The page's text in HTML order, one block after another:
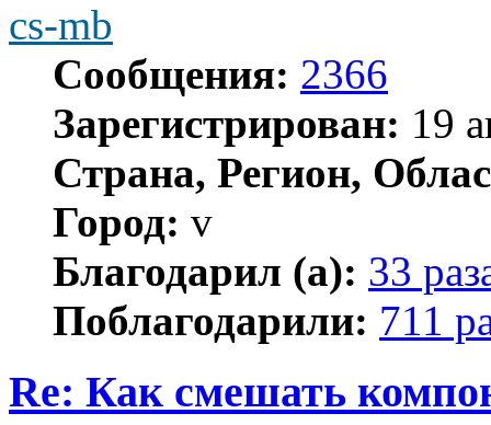
cs-mb
Сообщения: 2366
Зарегистрирован: 19
Страна, Регион,
Город: v
Благодарил (а): 33
Поблагодарили: 711
Re: Как смешать